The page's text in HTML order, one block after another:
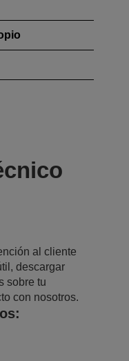
al cliente
descargar
sobre tu
con nosotros.